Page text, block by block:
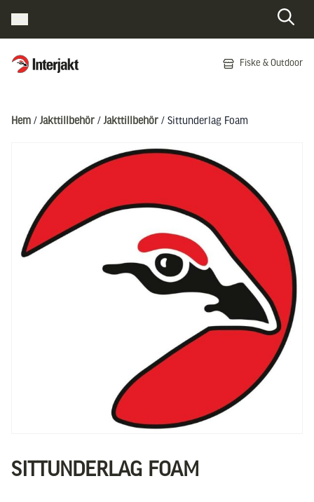
Interjakt SE Fiske & Outdoor
Hem /Jakttillbehör /Jakttillbehör / Sittunderlag Foam
SITTUNDERLAG FOAM